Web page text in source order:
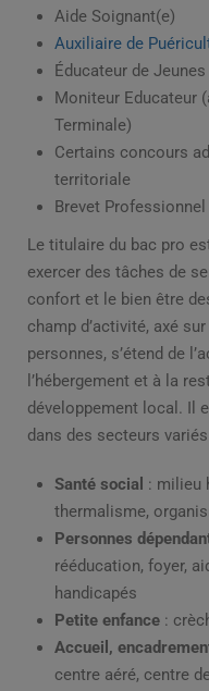
Aide Soignant(e)
Auxiliaire de
Éducateur de
Moniteur Educateur
Terminale)
Certains concours
territoriale
Brevet
Le titulaire du bac pro
exercer des tâches de
confort et le bien être
champ d’activité, axé
personnes, s’étend de
l’hébergement et à la
développement local. Il
dans des secteurs
Santé social : milieu
thermalisme,
Personnes
rééducation, foyer,
handicapés
Petite enfance :
Accueil,
centre aéré, centre